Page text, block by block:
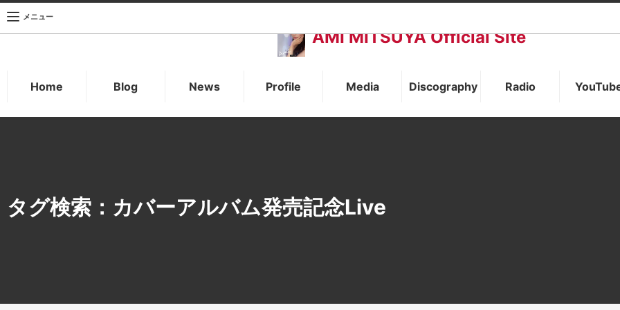
AMI MITSUYA Official Site
メニュー
Home Blog News Profile Media Discography Radio
タグ検索： カバーアルバム発売記念Live